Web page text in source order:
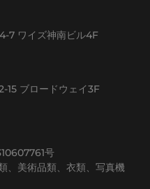
7 ワイズ神南ビル4F
15 ブロードウェイ3F
号
、美術品類、衣類、写真機